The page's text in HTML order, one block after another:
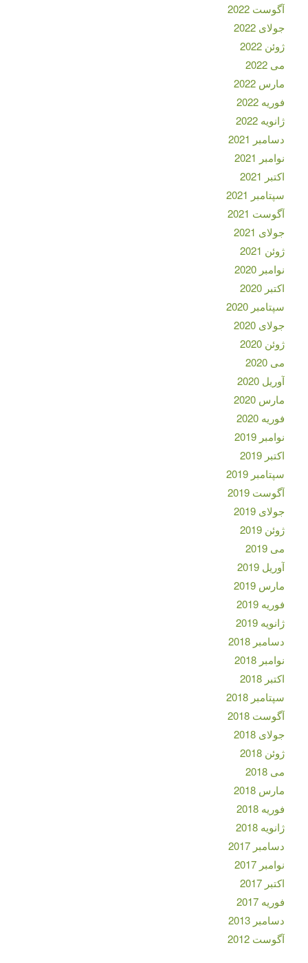
آگوست 2022
جولای 2022
ژوئن 2022
می 2022
مارس 2022
فوریه 2022
ژانویه 2022
دسامبر 2021
نوامبر 2021
اکتبر 2021
سپتامبر 2021
آگوست 2021
جولای 2021
ژوئن 2021
نوامبر 2020
اکتبر 2020
سپتامبر 2020
جولای 2020
ژوئن 2020
می 2020
آوریل 2020
مارس 2020
فوریه 2020
نوامبر 2019
اکتبر 2019
سپتامبر 2019
آگوست 2019
جولای 2019
ژوئن 2019
می 2019
آوریل 2019
مارس 2019
فوریه 2019
ژانویه 2019
دسامبر 2018
نوامبر 2018
اکتبر 2018
سپتامبر 2018
آگوست 2018
جولای 2018
ژوئن 2018
می 2018
مارس 2018
فوریه 2018
ژانویه 2018
دسامبر 2017
نوامبر 2017
اکتبر 2017
فوریه 2017
دسامبر 2013
آگوست 2012